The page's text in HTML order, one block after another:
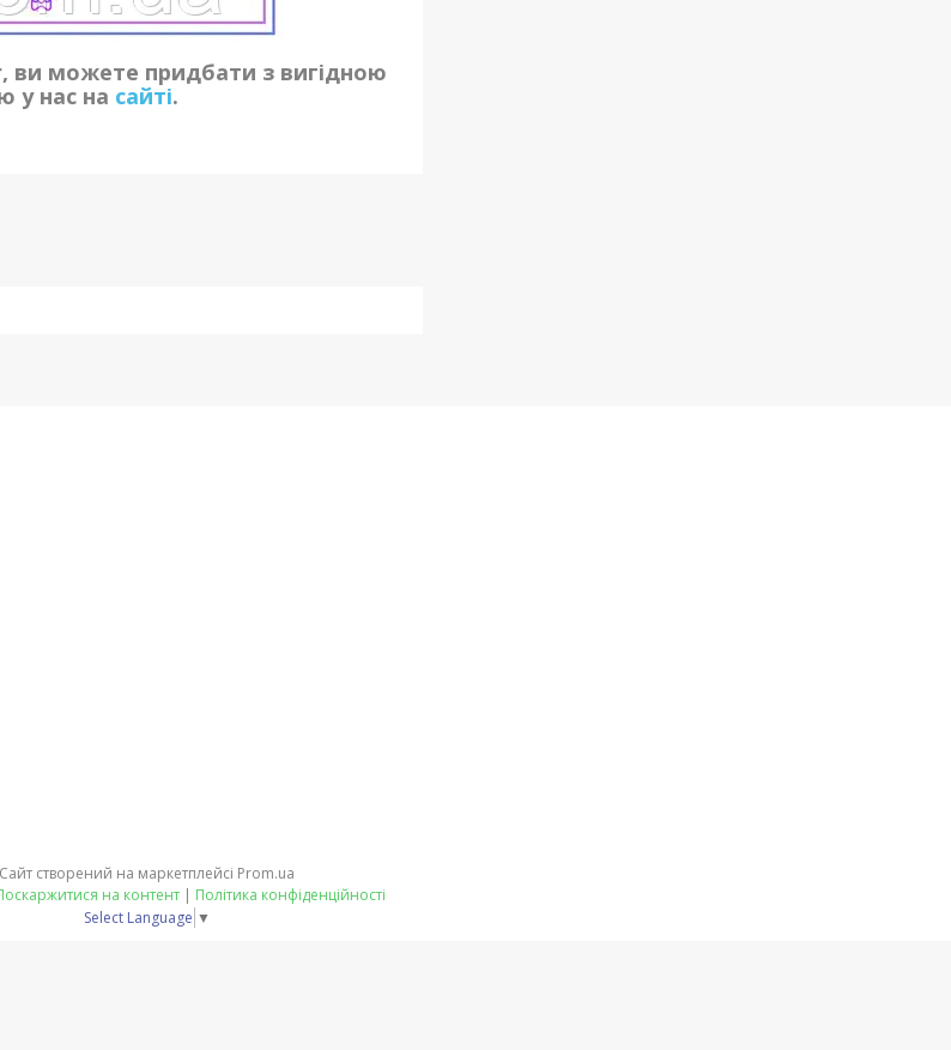
ви можете придбати з вигідною
у нас на сайті.
Сайт створений на маркетплейсі Prom.ua
на контент | Політика конфіденційності
Select Language ▼